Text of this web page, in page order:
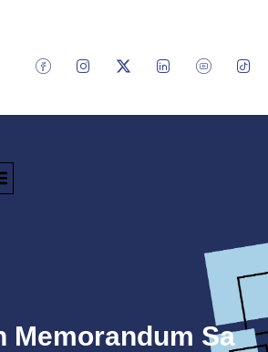
Memorandum Sa